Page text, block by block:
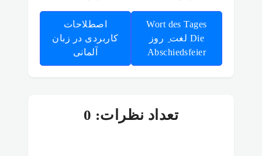
اصطلاحات
کاربردی در زبان
آلمانی
Wort des Tages
لغت ِ روز Die
Abschiedsfeier
تعداد نظرات: 0